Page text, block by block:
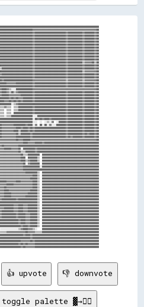
██████████████████████████████▓▓████████████▓▓████▓▓████████████▒▒▒▒░░▒▒▒▒██████████████████░░░░████████████████████████▓▓████████████▓▓████████▓▓██
██████████████████████████████▓▓████████████▓▓████▓▓████▓▓██████████████████████████████████░░██▓▓██▓▓████▓▓████████████▓▓████████████▓▓████████▓▓██
██████████████████████████████▓▓████████████▓▓████▓▓████▓▓██████████████████████████████████░░░░  ░░  ░░▒▒░░▓▓  ░░██████▓▓████████████▓▓████████▓▓██
██████████████████████████████▓▓████████████▓▓████████▓▓▓▓▓▓██████▓▓▓▓▓▓▓▓▓▓██████████▓▓████░░▓▓  ██░░██░░▓▓░░░░████████▓▓████████████▓▓████████▓▓██
██████████████████████████████▓▓████████▓▓▓▓▓▓▓▓▓▓▓▓▓▓████████▓▓██▓▓▓▓▓▓▓▓▓▓▓▓████▓▓████▓▓██▓▓██████████████████████████▓▓████████████▓▓████████▓▓██
████████████████████████████▓▓▓▓░░██▓▓▓▓▓▓▓▓▓▓▓▓▓▓██████████▒▒████▓▓▓▓▓▓▓▓▓▓████▒▒██████▓▓██▓▓██████████████████████████▓▓████████████▓▓████████▓▓██
██████████████████████████▓▓████░░██████▓▓██████████████████▒▒████▓▓▓▓▓▓▓▓▓▓▓▓██▒▒████████▓▓████████████████████████████▓▓████████████▓▓██▓▓████▓▓██
██▓▓████████████████▓▓▓▓██████████▓▓████████████████████▓▓▓▓▒▒▓▓██▓▓▓▓▓▓▓▓▓▓▓▓████████████▓▓████████████████████████████▓▓██▓▓████████▓▓████████▓▓██
████▓▓▓▓▓▓▓▓▓▓▓▓▓▓▓▓██▓▓▓▓██████████████████████▓▓▓▓▓▓▓▓██▓▓████▓▓▓▓▓▓▓▓▓▓▓▓▓▓██▓▓▓▓██████▓▓▓▓▓▓▓▓▓▓▓▓▓▓▓▓▓▓▓▓▓▓▓▓▓▓▓▓▓▓▓▓▓▓▓▓▓▓▓▓▓▓▓▓▓▓▓▓▓▓▓▓▓▓▓▓██
████████████████████▓▓▓▓▓▓████▓▓████████████████████████▓▓▓▓████▓▓▓▓▓▓▓▓▓▓▓▓▓▓▓▓▓▓▓▓████▓▓▓▓▓▓██████▓▓██████████████████████████████████████████████
████████████████████░░██▓▓██░░░░████████████████████████▓▓██████▓▓██▓▓▓▓▓▓▓▓▓▓▓▓████████████████████████████████████████████████████████████████████
████████████████████████████░░▓▓██████████████████████████  ████▓▓▓▓██████▓▓▓▓▓▓██░░██████████▓▓████████████████████████████████████████████████████
████████████████▓▓██████▓▓██▓▓████████████████████████▓▓▒▒▒▒██▓▓▓▓▓▓▓▓▓▓▓▓▓▓▓▓▓▓██▒▒▒▒████████▓▓████████████████████████████████████████████████████
██████████████▓▓████████▓▓██▓▓████████████████████  ████  ████▓▓▓▓▓▓▓▓▓▓▓▓▓▓▓▓▓▓▓▓██▒▒▒▒██████████  ████████████████████████████████████████████████
████████████████████████▓▓████████████████████████▒▒▓▓▒▒▒▒████▓▓▓▓▓▓▓▓▓▓▓▓▓▓▓▓▓▓▓▓████  ████████▒▒  ████████████████████████████████████████████████
████████████▓▓████████████████▓▓██████████████████████  ████▓▓▓▓▓▓▓▓▓▓▓▓▓▓▓▓▓▓▓▓▓▓████▒▒▓▓██████▒▒  ████████████████████████████████████████████████
██████████▓▓██████        ████▓▓██████████████████▓▓▓▓██████▓▓▓▓▓▓▓▓▓▓▓▓▓▓▓▓▓▓▓▓▓▓▓▓██░░▓▓████████  ████████████████████████████████████████████████
████████▓▓▓▓████▒▒        ▒▒██▓▓██████████████████▓▓▓▓██████▓▓▓▓▓▓▓▓▓▓▓▓▓▓▓▓▓▓▓▓▓▓▓▓██████████████░░████████████████████████████████████████████████
████████▓▓██████    ▓▓  ▓▓  ██▓▓██████████████████▓▓▓▓▓▓▓▓▓▓▓▓▓▓▓▓▓▓▓▓▓▓▓▓▓▓▓▓▓▓▓▓▓▓████████████████████████████████████████████████████████████████
████████▓▓██████      ░░░░▒▒██████████████████████  ██████▓▓▓▓▓▓▓▓▓▓▓▓▓▓▓▓▓▓▓▓▓▓▓▓▓▓▓▓██████████▒▒  ████████████████████████████████████████████████
████████▓▓████▒▒░░  ▒▒  ░░  ██████████████████████  ████▓▓▓▓▓▓▓▓▓▓▓▓▓▓▓▓▓▓▓▓▓▓▓▓▓▓▓▓▓▓▓▓▓▓▓▓████▒▒  ████████████████████████████████████████████████
████████▓▓████▒▒██░░▒▒▒▒░░▓▓▓▓████████████████████  ████▓▓▓▓▓▓▓▓▓▓▓▓▓▓▓▓▓▓▓▓▓▓▓▓▓▓▓▓▓▓▓▓▓▓██████▒▒  ████████████████████████████████████████████████
████████▓▓████▒▒▒▒▒▒████▒▒▒▒████▓▓████████████████  ████▓▓▓▓▓▓▓▓██████▓▓▓▓▓▓▓▓████▓▓▓▓▓▓▓▓▓▓████▒▒  ████████████████████████████████████████████████
████████████▓▓▓▓▓▓▓▓░░▓▓▓▓▓▓▓▓▓▓██████████████████  ████▓▓▓▓▓▓▓▓▓▓▓▓▓▓██████▓▓▓▓▓▓▓▓▓▓▓▓▓▓▓▓████▒▒  ████████████████████████████████████████████████
████████▓▓▓▓▓▓▓▓▓▓▓▓  ▓▓▓▓▓▓▓▓▓▓▓▓▓▓██████████████  ████▓▓▓▓▓▓▓▓▓▓▓▓██▓▓▓▓▓▓▓▓▓▓▓▓▓▓▓▓▓▓▓▓▓▓████▒▒  ████████████████████████████████████████████████
████░░▓▓▓▓▓▓▓▓▓▓▓▓▓▓  ▓▓▓▓▓▓▓▓▓▓██  ██████████████  ██▓▓▓▓▓▓▓▓▓▓▓▓▓▓████▓▓▓▓▓▓▓▓▓▓▓▓▓▓▓▓▓▓██████▒▒  ████████████████████████████████████████████████
████  ▓▓▓▓████▓▓▓▓░░  ▓▓▓▓████████████████████████  ████▓▓▓▓▓▓▓▓▓▓▓▓██████▓▓▓▓▓▓▓▓▓▓▓▓▓▓████████▒▒  ████████████████████████████████████████████████
████▓▓████████▓▓▓▓░░  ▓▓▓▓████████████████████████░░████▓▓▓▓▓▓▓▓▓▓▓▓██████▓▓▓▓▓▓▓▓▓▓▓▓██████████▒▒  ████████████████████████████████████████████████
████████████████▓▓░░  ▓▓▓▓████████████████████████░░██████▓▓▓▓▓▓▓▓████████████▓▓████████████████▒▒  ████████████████████████████████████████████████
██████████████▓▓▓▓░░▓▓▓▓▓▓████████████████████████  ████████████████████████████████████████████▒▒  ████████████████████████████████████████████████
████████████████▓▓▓▓██▓▓▓▓████████████████████████  ██████▓▓████████████████▓▓▓▓████▓▓▓▓████████▒▒  ████████████████████████████████████████████████
██████████████▓▓▓▓▓▓▓▓▓▓▓▓▓▓██████████████████████  ████▓▓▓▓████▓▓▓▓████████▓▓▓▓████▓▓▓▓████████▒▒  ████████████████████████████████████████████████
██████████████▓▓▓▓██████▓▓▓▓██████████████████████  ████▓▓▓▓████▓▓██████████▓▓▓▓████▓▓▓▓████████▒▒  ████████████████████████████████████████████████
██████████████▓▓▓▓████████▓▓██████████████████████  ████▓▓██████▓▓████████████▓▓██████▓▓▓▓██████▒▒  ████████████████████████████████████████████████
██████████████░░██████████░░██████████████████████  ████▓▓████▓▓▓▓████████████▓▓██████▓▓▓▓██████▒▒  ████████████████████████████████████████████████
██████████████▒▒██████████▒▒▓▓████████████████████  ██▓▓▓▓████▓▓████████████████▓▓████▓▓▓▓██████▒▒  ████████████████████████████████████████████████
██████████████████████████████████████████████████  ██▓▓████▓▓▓▓████████████████▓▓████▓▓▓▓██████▒▒  ████████████████████████████████████████████████
████████████▒▒▓▓█
👍 upvote 👎 downvote
toggle palette ▓→✊🏽